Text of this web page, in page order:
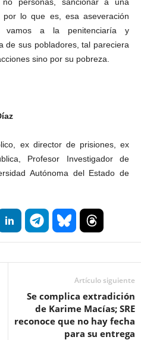
lo que es, esa aseveración
vamos a la penitenciaría y
de sus pobladores, tal pareciera
sino por su pobreza.
ex director de prisiones, ex
Profesor Investigador de
Autónoma del Estado de
Artículo siguiente
Se complica extradición
de Karime Macías; SRE
reconoce que no hay fecha
para su entrega